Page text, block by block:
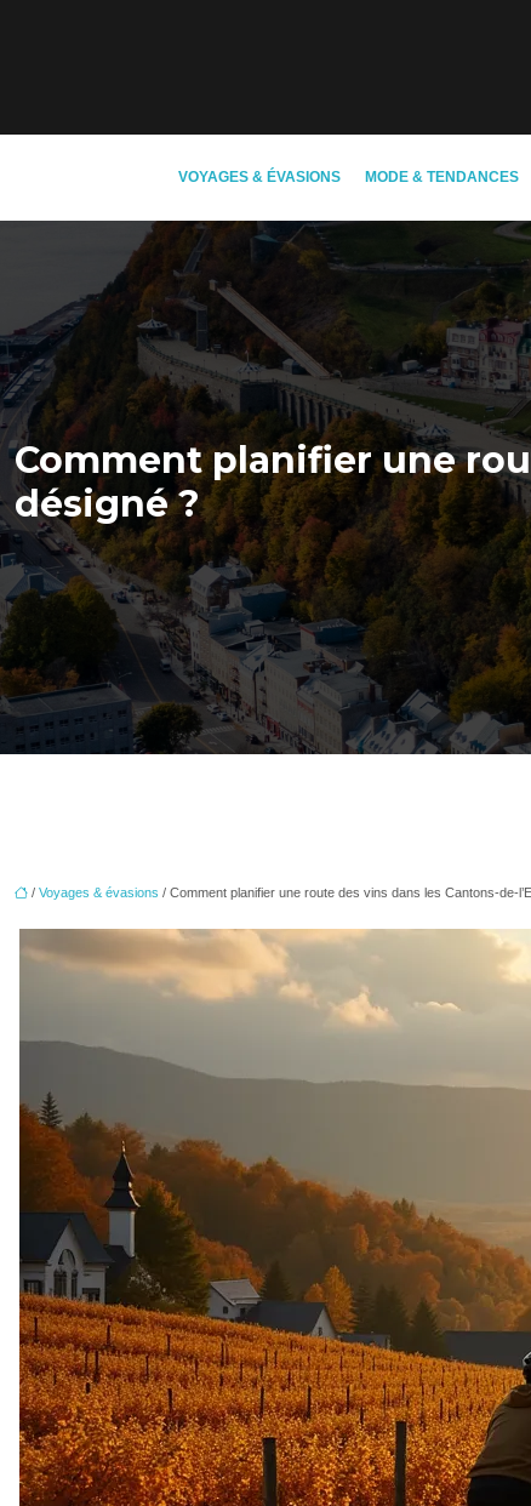
VOYAGES & ÉVASIONS MODE & TENDANCES
Comment planifier une
désigné ?
/ Voyages & évasions / Comment planifier une route des vins dans les Cantons-de-